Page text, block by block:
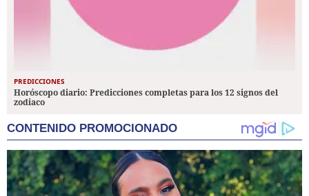
PREDICCIONES
Horóscopo diario: Predicciones completas para los 12 signos del
zodiaco
CONTENIDO PROMOCIONADO